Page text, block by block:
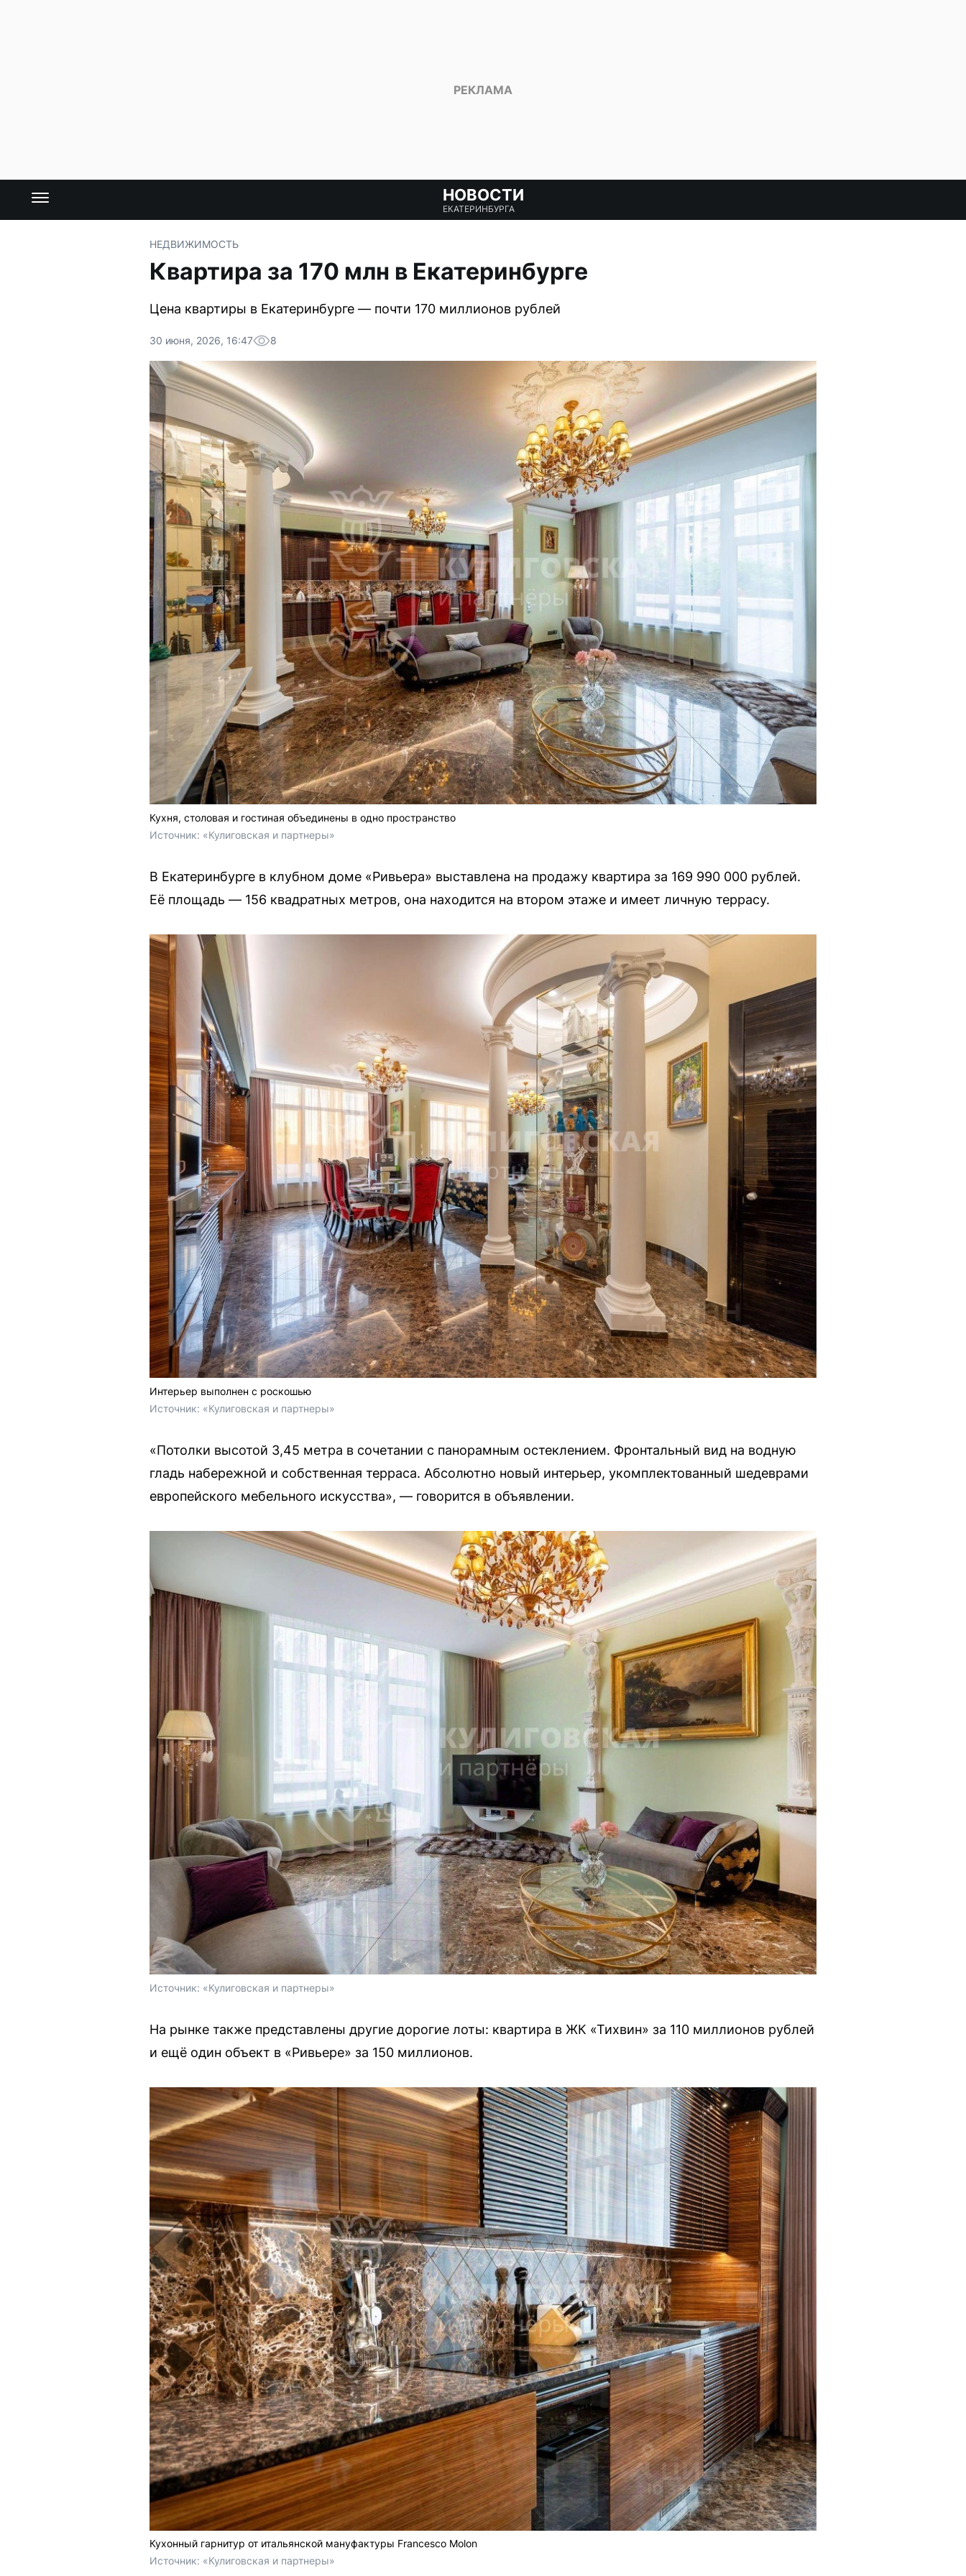
НОВОСТИ
ЕКАТЕРИНБУРГА
НЕДВИЖИМОСТЬ
Квартира за 170 млн в Екатеринбурге
Цена квартиры в Екатеринбурге — почти 170 миллионов рублей
30 июня, 2026, 16:47 8
Кухня, столовая и гостиная объединены в одно пространство
Источник: «Кулиговская и партнеры»
В Екатеринбурге в клубном доме «Ривьера» выставлена на продажу квартира за 169 990 000 рублей.
Её площадь — 156 квадратных метров, она находится на втором этаже и имеет личную террасу.
Интерьер выполнен с роскошью
Источник: «Кулиговская и партнеры»
«Потолки высотой 3,45 метра в сочетании с панорамным остеклением. Фронтальный вид на водную
гладь набережной и собственная терраса. Абсолютно новый интерьер, укомплектованный шедеврами
европейского мебельного искусства», — говорится в объявлении.
Источник: «Кулиговская и партнеры»
На рынке также представлены другие дорогие лоты: квартира в ЖК «Тихвин» за 110 миллионов рублей
и ещё один объект в «Ривьере» за 150 миллионов.
Кухонный гарнитур от итальянской мануфактуры Francesco Molon
Источник: «Кулиговская и партнеры»